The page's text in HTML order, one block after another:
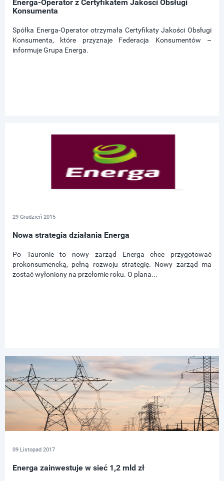
Energa-Operator z Certyfikatem Jakości Obsługi
Konsumenta
Spółka Energa-Operator otrzymała Certyfikaty Jakości Obsługi
Konsumenta, które przyznaje Federacja Konsumentów –
informuje Grupa Energa.
29 Grudzień 2015
Nowa strategia działania Energa
Po Tauronie to nowy zarząd Energa chce przygotować
prokonsumencką, pełną rozwoju strategię. Nowy zarząd ma
zostać wyłoniony na przełomie roku. O plana...
09 Listopad 2017
Energa zainwestuje w sieć 1,2 mld zł